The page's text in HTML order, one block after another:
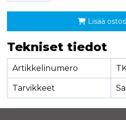
Lisää
Tekniset tiedot
Artikkelinumero
Tarvikkeet